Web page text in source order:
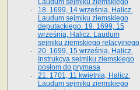
Laudum sejmiku ziemskiego
18. 1699, 14 września, Halicz.
Laudum sejmiku ziemskiego
deputackiego. 19. 1699, 15
września, Halicz. Laudum
sejmiku ziemskiego relacyjnego
20. 1699, 15 września, Halicz.
Instrukcya sejmiku ziemskiego
posłom do prymasa
21. 1701, 11 kwietnia, Halicz.
Laudum sejmiku ziemskiego